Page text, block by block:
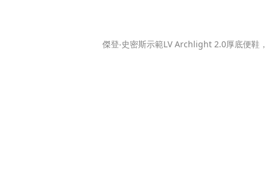
傑登‧史密斯示範LV Archlight 2.0厚底便鞋